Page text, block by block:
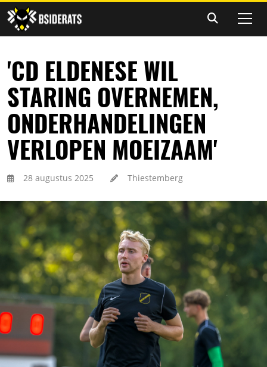
'CD ELDENESE WIL
STARING OVERNEMEN,
ONDERHANDELINGEN
VERLOPEN MOEIZAAM'
28 augustus 2025 Thiestemberg